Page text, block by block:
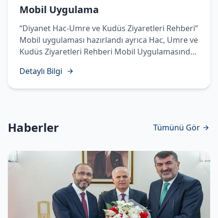
Mobil Uygulama
“Diyanet Hac-Umre ve Kudüs Ziyaretleri Rehberi”
Mobil uygulaması hazırlandı ayrıca Hac, Umre ve
Kudüs Ziyaretleri Rehberi Mobil Uygulamasında
işaret diliyle hazırlanarak vatandaşlarımızın
istifadesine sunuldu.
Detaylı Bilgi
Haberler Tümünü Gör